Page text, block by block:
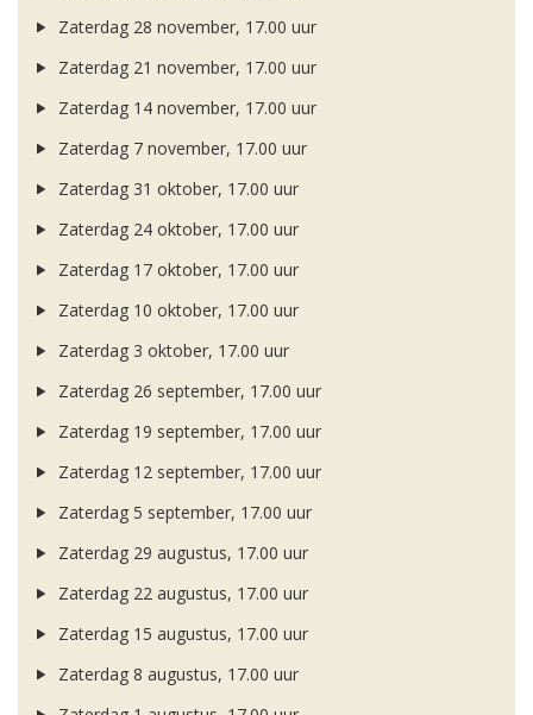
Zaterdag 28 november, 17.00 uur
Zaterdag 21 november, 17.00 uur
Zaterdag 14 november, 17.00 uur
Zaterdag 7 november, 17.00 uur
Zaterdag 31 oktober, 17.00 uur
Zaterdag 24 oktober, 17.00 uur
Zaterdag 17 oktober, 17.00 uur
Zaterdag 10 oktober, 17.00 uur
Zaterdag 3 oktober, 17.00 uur
Zaterdag 26 september, 17.00 uur
Zaterdag 19 september, 17.00 uur
Zaterdag 12 september, 17.00 uur
Zaterdag 5 september, 17.00 uur
Zaterdag 29 augustus, 17.00 uur
Zaterdag 22 augustus, 17.00 uur
Zaterdag 15 augustus, 17.00 uur
Zaterdag 8 augustus, 17.00 uur